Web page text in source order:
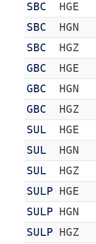
SBC
HGE
SBC
HGN
SBC
HGZ
GBC
HGE
GBC
HGN
GBC
HGZ
SUL
HGE
SUL
HGN
SUL
HGZ
SULP
HGE
SULP
HGN
SULP
HGZ